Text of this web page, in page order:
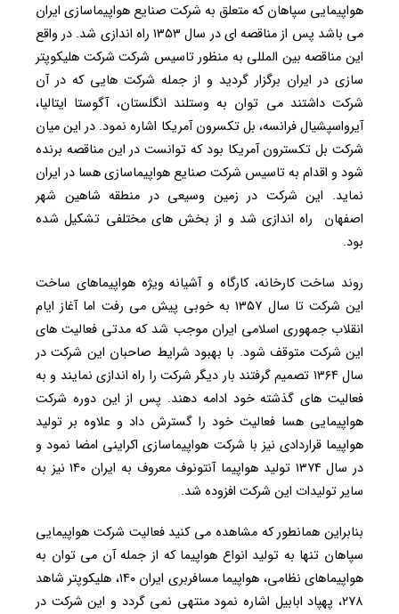
هواپیمایی سپاهان که متعلق به شرکت صنایع هواپیماسازی ایران
می باشد پس از مناقصه ای در سال ۱۳۵۳ راه اندازی شد. در واقع
این مناقصه بین المللی به منظور تاسیس شرکت شرکت هلیکوپتر
سازی در ایران برگزار گردید و از جمله شرکت هایی که در آن
شرکت داشتند می توان به وستلند انگلستان، آگوستا ایتالیا،
آیرواسپشیال فرانسه، بل تکسرون آمریکا اشاره نمود. در این میان
شرکت بل تکسترون آمریکا بود که توانست در این مناقصه برنده
شود و اقدام به تاسیس شرکت صنایع هواپیماسازی هسا در ایران
نماید. این شرکت در زمین وسیعی در منطقه شاهین شهر
اصفهان راه اندازی شد و از بخش های مختلفی تشکیل شده
بود.
روند ساخت کارخانه، کارگاه و آشیانه ویژه هواپیماهای ساخت
این شرکت تا سال ۱۳۵۷ به خوبی پیش می رفت اما آغاز ایام
انقلاب جمهوری اسلامی ایران موجب شد که مدتی فعالیت های
این شرکت متوقف شود. با بهبود شرایط صاحبان این شرکت در
سال ۱۳۶۴ تصمیم گرفتند بار دیگر شرکت را راه اندازی نمایند و به
فعالیت های گذشته خود ادامه دهند. پس از این دوره شرکت
هواپیمایی هسا فعالیت خود را گسترش داد و علاوه بر تولید
هواپیما قراردادی نیز با شرکت هواپیماسازی اکراینی امضا نمود و
در سال ۱۳۷۴ تولید هواپیما آنتونوف معروف به ایران ۱۴۰ نیز به
سایر تولیدات این شرکت افزوده شد.
بنابراین همانطور که مشاهده می کنید فعالیت شرکت هواپیمایی
سپاهان تنها به تولید انواع هواپیما که از جمله آن می توان به
هواپیماهای نظامی، هواپیما مسافربری ایران ۱۴۰، هلیکوپتر شاهد
۲۷۸، پهپاد ابابیل اشاره نمود منتهی نمی گردد و این شرکت در